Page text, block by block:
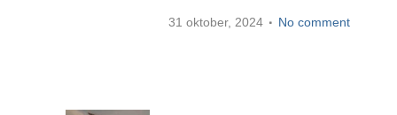
31 oktober, 2024 No comment